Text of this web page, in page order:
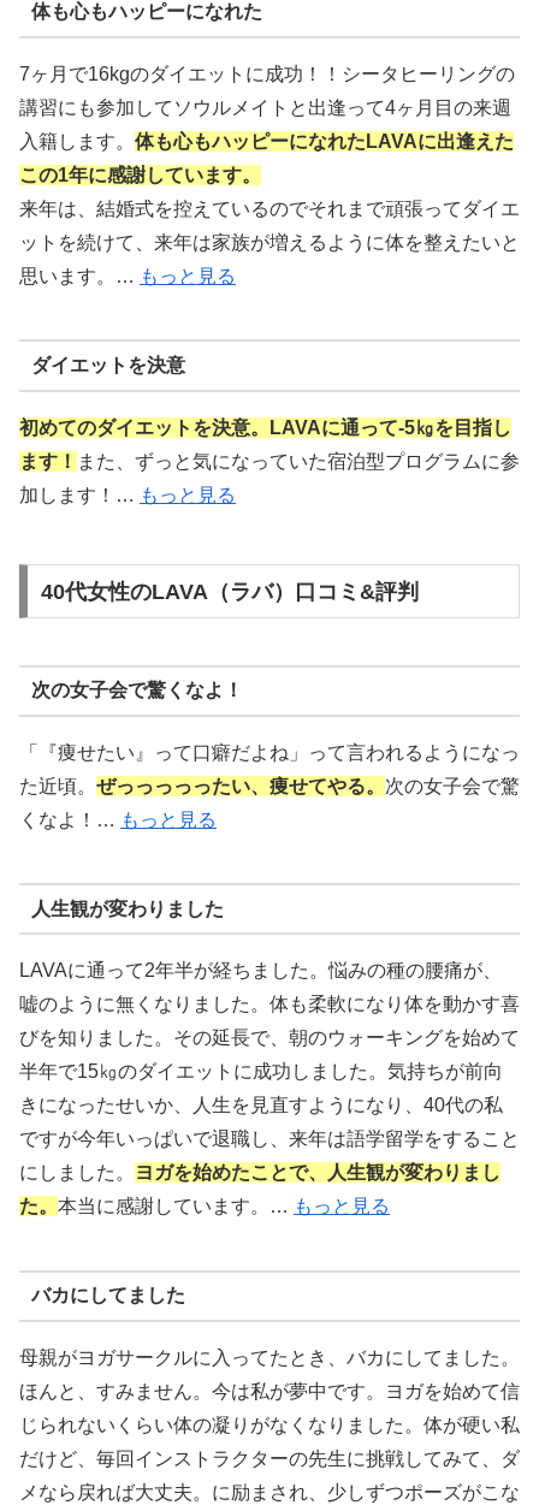
体も心もハッピーになれた
7ヶ月で16kgのダイエットに成功！！シータヒーリングの
講習にも参加してソウルメイトと出逢って4ヶ月目の来週
入籍します。 体も心もハッピーになれたLAVAに出逢えた
この1年に感謝しています。
来年は、結婚式を控えているのでそれまで頑張ってダイエ
ットを続けて、来年は家族が増えるように体を整えたいと
思います。… もっと見る
ダイエットを決意
初めてのダイエットを決意。LAVAに通って-5㎏を目指し
ます！ また、ずっと気になっていた宿泊型プログラムに参
加します！… もっと見る
40代女性のLAVA（ラバ）口コミ&評判
次の女子会で驚くなよ！
「『痩せたい』って口癖だよね」って言われるようになっ
た近頃。 ぜっっっっったい、痩せてやる。 次の女子会で驚
くなよ！… もっと見る
人生観が変わりました
LAVAに通って2年半が経ちました。悩みの種の腰痛が、
嘘のように無くなりました。体も柔軟になり体を動かす喜
びを知りました。その延長で、朝のウォーキングを始めて
半年で15㎏のダイエットに成功しました。気持ちが前向
きになったせいか、人生を見直すようになり、40代の私
ですが今年いっぱいで退職し、来年は語学留学をすること
にしました。
ヨガを始めたことで、人生観が変わりまし
た。 本当に感謝しています。… もっと見る
バカにしてました
母親がヨガサークルに入ってたとき、バカにしてました。
ほんと、すみません。今は私が夢中です。ヨガを始めて信
じられないくらい体の凝りがなくなりました。体が硬い私
だけど、毎回インストラクターの先生に挑戦してみて、ダ
メなら戻れば大丈夫。に励まされ、少しずつポーズがこな